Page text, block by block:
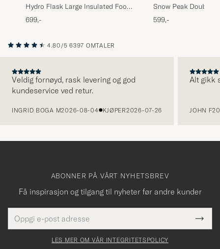
Hydro Flask Large Insulated Food
Jar Black
699,-
Snow Peak Double
Mug 300 Titanium
599,-
4.80/5 6397 OMTALER
Veldig fornøyd, rask levering og god
kundeservice ved retur.
INGRID BOGA M2026-08-04 KJØPER2026-07-26
Alt gikk
JOHN F
ABONNER PÅ VÅRT NYHETSBREV
Få inspirasjon og tilgang til nyheter før andre kunder
postadresse
felt
Tack
för
LES MER OM VÅR INTEGRITETSPOLICY